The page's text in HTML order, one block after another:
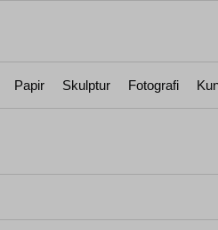
Papir Skulptur Fotografi